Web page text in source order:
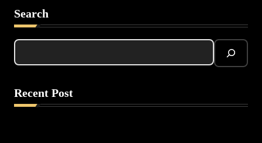
Search
Recent Post